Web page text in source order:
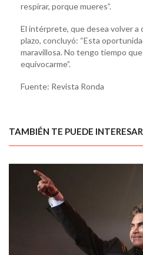
respirar, porque mueres”.
El intérprete, que desea volver a
plazo, concluyó: “Esta
maravillosa. No tengo tiempo
equivocarme”.
Fuente: Revista Ronda
TAMBIÉN TE PUEDE INTERESAR